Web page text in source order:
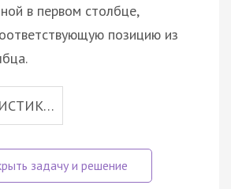
в первом столбце,
позицию из